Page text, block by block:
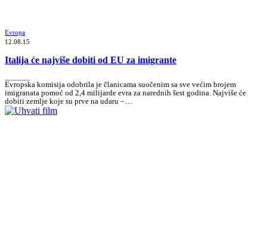
Evropa
12.08.15
Italija će najviše dobiti od EU za imigrante
Evropska komisija odobrila je članicama suočenim sa sve većim brojem
imigranata pomoć od 2,4 milijarde evra za narednih šest godina. Najviše će
dobiti zemlje koje su prve na udaru –…